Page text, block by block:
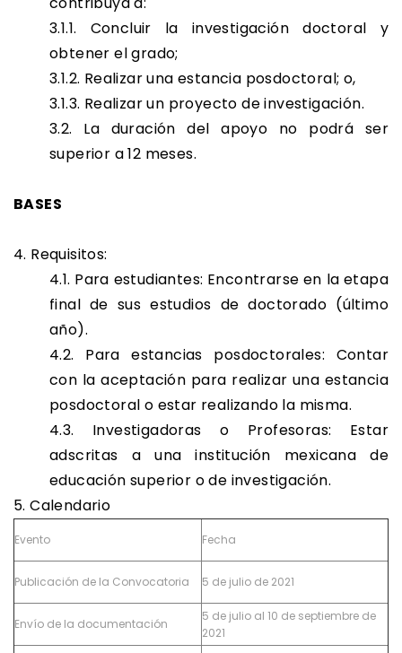
3.1.1. Concluir la investigación doctoral y
obtener el grado;
3.1.2. Realizar una estancia posdoctoral; o,
3.1.3. Realizar un proyecto de investigación.
3.2. La duración del apoyo no podrá ser
superior a 12 meses.
BASES
4. Requisitos:
4.1. Para estudiantes: Encontrarse en la etapa
final de sus estudios de doctorado (último
año).
4.2. Para estancias posdoctorales: Contar
con la aceptación para realizar una estancia
posdoctoral o estar realizando la misma.
4.3. Investigadoras o Profesoras: Estar
adscritas a una institución mexicana de
educación superior o de investigación.
5. Calendario
Evento Fecha
Publicación de la Convocatoria 5 de julio de 2021
Envío de la documentación
5 de julio al 10 de septiembre de
2021